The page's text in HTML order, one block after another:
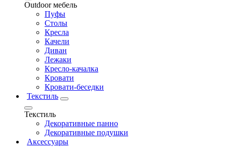
Outdoor мебель
Пуфы
Столы
Кресла
Качели
Диван
Лежаки
Кресло-качалка
Кровати
Кровати-беседки
Текстиль
Текстиль
Декоративные панно
Декоративные подушки
Аксессуары